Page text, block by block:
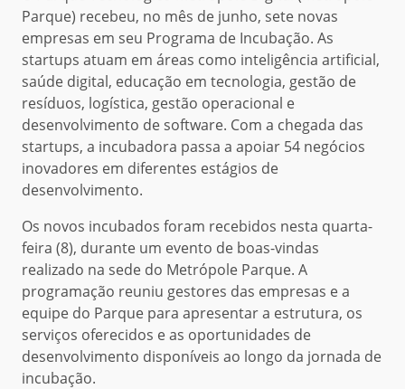
Parque) recebeu, no mês de junho, sete novas
empresas em seu Programa de Incubação. As
startups atuam em áreas como inteligência artificial,
saúde digital, educação em tecnologia, gestão de
resíduos, logística, gestão operacional e
desenvolvimento de software. Com a chegada das
startups, a incubadora passa a apoiar 54 negócios
inovadores em diferentes estágios de
desenvolvimento.
Os novos incubados foram recebidos nesta quarta-
feira (8), durante um evento de boas-vindas
realizado na sede do Metrópole Parque. A
programação reuniu gestores das empresas e a
equipe do Parque para apresentar a estrutura, os
serviços oferecidos e as oportunidades de
desenvolvimento disponíveis ao longo da jornada de
incubação.